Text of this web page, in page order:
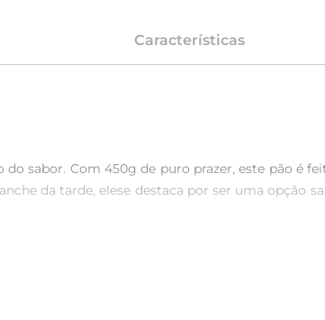
Características
sabor. Com 450g de puro prazer, este pão é
da tarde, elese destaca por ser uma opção